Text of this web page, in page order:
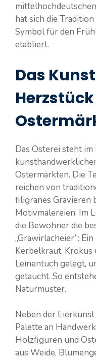
hat sich die
Symbol für den
etabliert.
Das
Das Osterei steht
Ostermärkten. Die
reichen von
filigranes Gravieren
Motivmalereien. Im
die Bewohner die
„Grawirlacheier“:
Kerbelkraut, Krokus
Leinentuch gelegt,
getaucht. So
Naturmuster.
Neben der
Palette an
Holzfiguren und
aus Weide,